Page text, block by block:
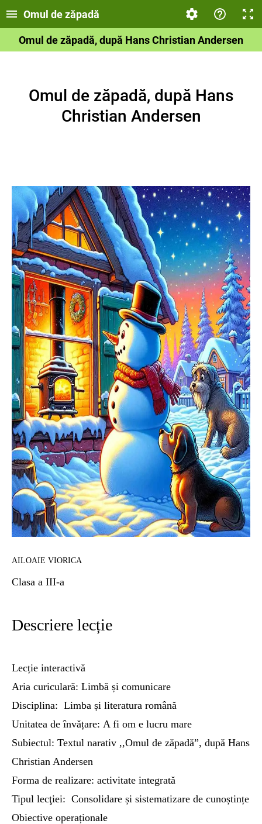
Omul de zăpadă
Omul de zăpadă, după Hans Christian Andersen
Omul de zăpadă, după Hans
Christian Andersen
AILOAIE VIORICA
Clasa a III-a
Descriere lecție
Lecție interactivă
Aria curiculară: Limbă și comunicare
Disciplina: Limba și literatura română
Unitatea de învățare: A fi om e lucru mare
Subiectul: Textul narativ ,,Omul de zăpadă”, după Hans
Christian Andersen
Forma de realizare: activitate integrată
Tipul lecţiei: Consolidare și sistematizare de cunoștințe
Obiective operaționale